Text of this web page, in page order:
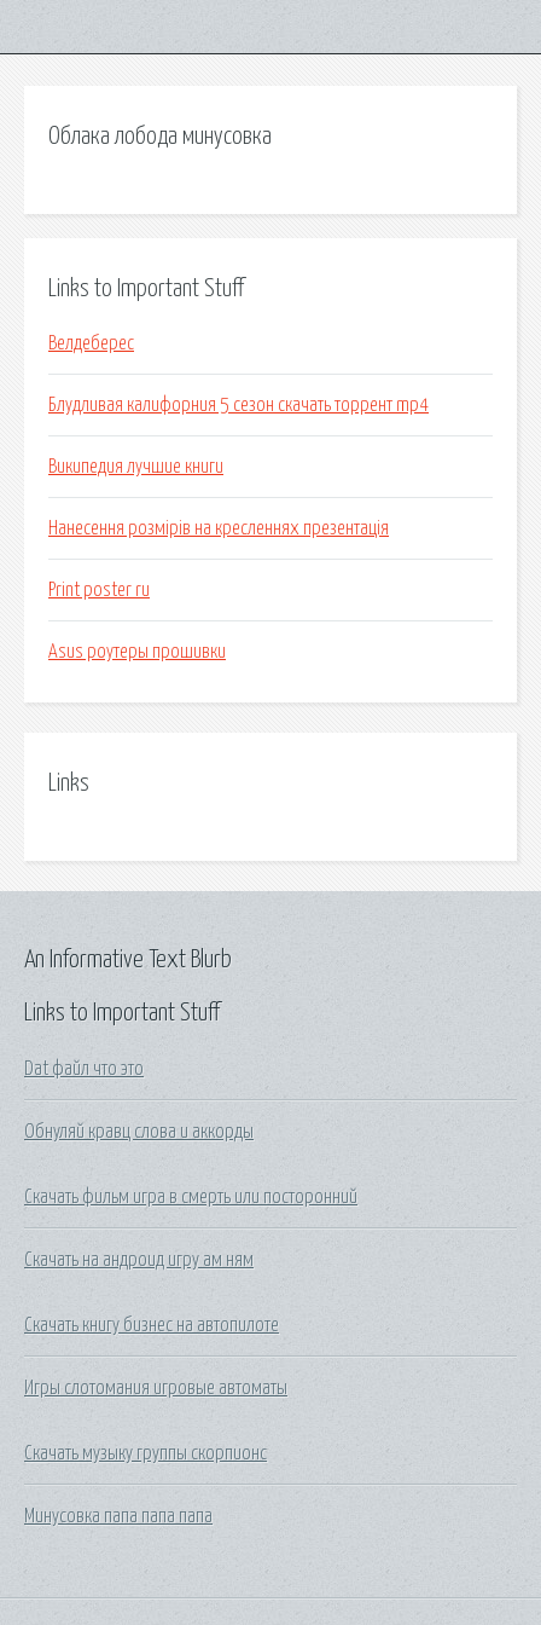
Облака лобода минусовка
Links to Important Stuff
Велдеберес
Блудливая калифорния 5 сезон скачать торрент mp4
Википедия лучшие книги
Нанесення розмірів на кресленнях презентація
Print poster ru
Asus роутеры прошивки
Links
Links to Important Stuff
Dat файл что это
Обнуляй кравц слова и аккорды
Скачать фильм игра в смерть или посторонний
Скачать на андроид игру ам ням
Скачать книгу бизнес на автопилоте
Игры слотомания игровые автоматы
Скачать музыку группы скорпионс
Минусовка папа папа папа
An Informative Text Blurb